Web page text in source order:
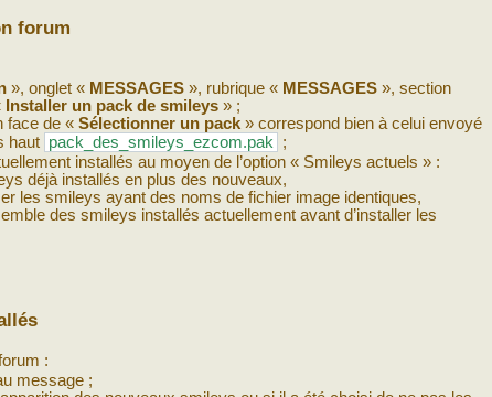
forum
», onglet « MESSAGES », rubrique « MESSAGES », section
Installer un pack de smileys » ;
face de «Sélectionner un pack » correspond bien à celui envoyé
haut pack_des_smileys_ezcom.pak
;
installés au moyen de l’option « Smileys actuels » :
déjà installés en plus des nouveaux,
les smileys ayant des noms de fichier image identiques,
des smileys installés actuellement avant d’installer les
:
message ;